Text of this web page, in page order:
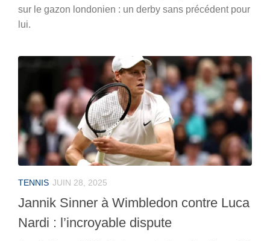
sur le gazon londonien : un derby sans précédent pour
lui.
TENNIS JUIN 28, 2025
Jannik Sinner à Wimbledon contre Luca
Nardi : l’incroyable dispute